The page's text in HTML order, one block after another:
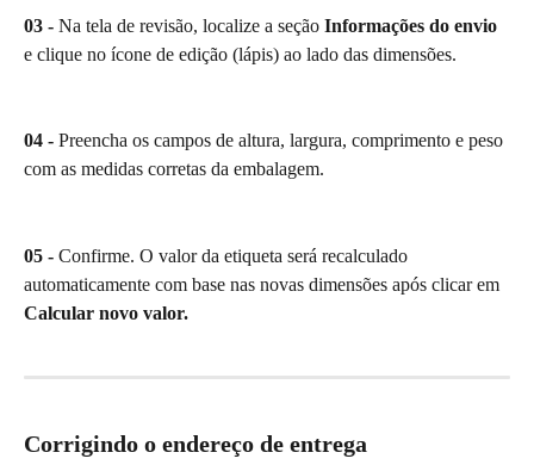
03 - Na tela de revisão, localize a seção Informações do envio
e clique no ícone de edição (lápis) ao lado das dimensões.
04 - Preencha os campos de altura, largura, comprimento e peso
com as medidas corretas da embalagem.
05 - Confirme. O valor da etiqueta será recalculado
automaticamente com base nas novas dimensões após clicar em
Calcular novo valor.
Corrigindo o endereço de entrega